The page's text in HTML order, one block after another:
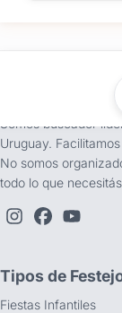
tufiesta.com.uy
Somos buscador
Uruguay.
No somos
todo lo que
Tipos de
Fiestas Infantiles